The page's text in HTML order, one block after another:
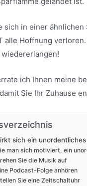
sich in einer
alle Hoffnung
wiedererlangen!
ich Ihnen meine
Sie Ihr Zuhause
sich ein
man sich motiviert, ein
Sie die Musik auf
Podcast-Folge anhören
Sie eine Zeitschaltuhr